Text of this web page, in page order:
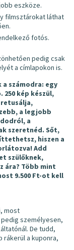
eszköze.
filmsztárokat láthat
fotós.
pedig csak
a címlapokon is.
a számodra: egy
kép készül,
a legjobb
a
szeretnéd. Sőt,
hiszen a
Add
szülőknek,
ára? Több mint
9.500 Ft-ot kell
most
pedig személyesen,
De tudd,
rákerül a kuponra,